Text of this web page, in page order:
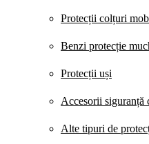
Protecții colțuri
Benzi protecție
Protecții uși
Accesorii siguranță
Alte tipuri de